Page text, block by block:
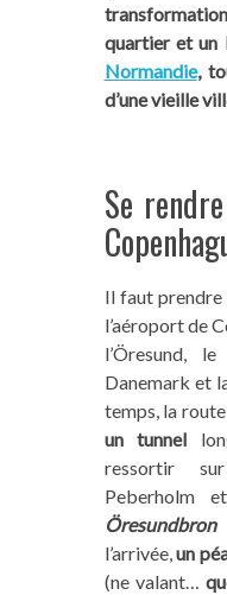
quartier et un
Normandie,
d’une vieille
Se
Il faut prendre
l’aéroport de
l’Öresund,
Danemark et
temps, la route
un tunnel
ressortir
Peberholm
Öresundbron
l’arrivée,un
(ne valant…